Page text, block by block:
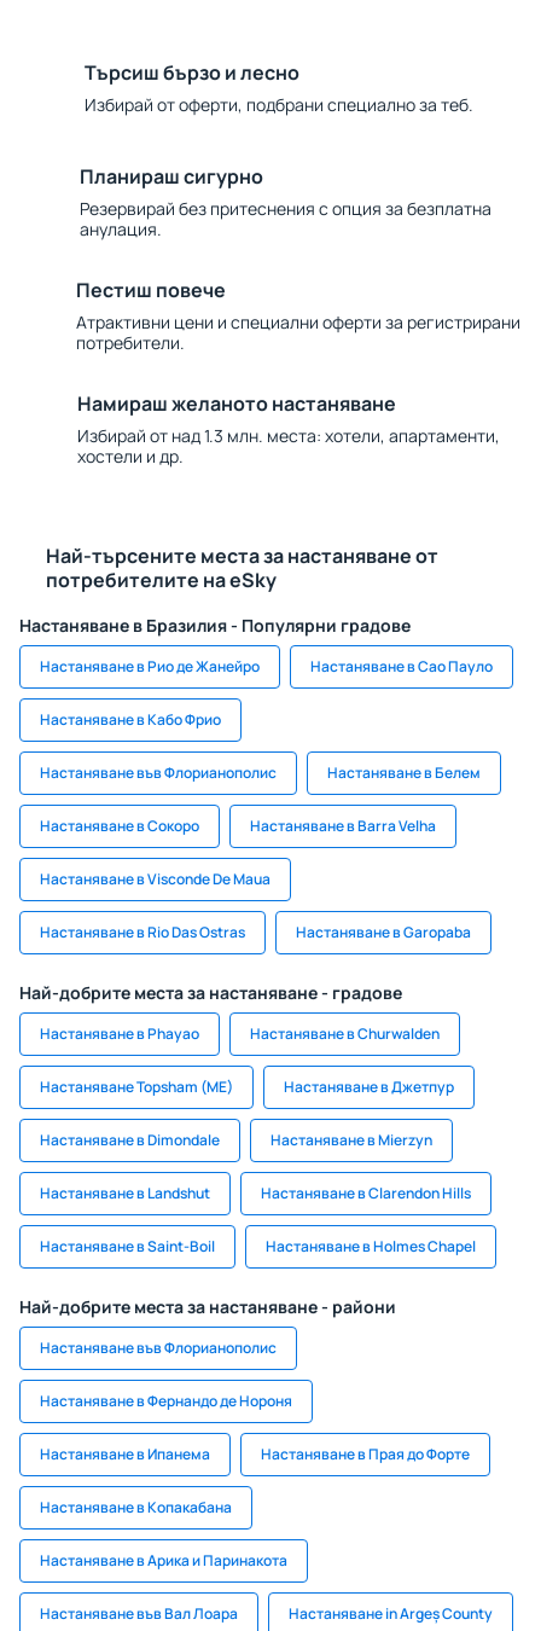
Търсиш бързо и лесно
Избирай от оферти, подбрани специално за теб.
Планираш сигурно
Резервирай без притеснения с опция за безплатна
анулация.
Пестиш повече
Атрактивни цени и специални оферти за регистрирани
потребители.
Намираш желаното настаняване
Избирай от над 1.3 млн. места: хотели, апартаменти,
хостели и др.
Най-търсените места за настаняване от
потребителите на eSky
Настаняване в Бразилия - Популярни градове
Настаняване в Рио де Жанейро Настаняване в Сао Пауло
Настаняване в Кабо Фрио
Настаняване във Флорианополис Настаняване в Белем
Настаняване в Сокоро Настаняване в Barra Velha
Настаняване в Visconde De Maua
Настаняване в Rio Das Ostras Настаняване в Garopaba
Най-добрите места за настаняване - градове
Настаняване в Phayao Настаняване в Churwalden
Настаняване Topsham (ME) Настаняване в Джетпур
Настаняване в Dimondale Настаняване в Mierzyn
Настаняване в Landshut Настаняване в Clarendon Hills
Настаняване в Saint-Boil Настаняване в Holmes Chapel
Най-добрите места за настаняване - райони
Настаняване във Флорианополис
Настаняване в Фернандо де Нороня
Настаняване в Ипанема Настаняване в Прая до Форте
Настаняване в Копакабана
Настаняване в Арика и Паринакота
Настаняване във Вал Лоара Настаняване in Argeș County